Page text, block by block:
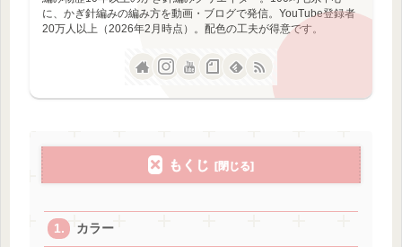
に、かぎ針編みの編み方を動画・ブログで発信。YouTube登録者
20万人以上（2026年2月時点）。配色の工夫が得意です。
もくじ
カラー